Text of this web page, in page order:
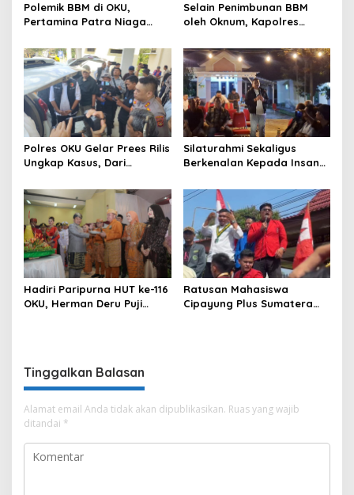
Polemik BBM di OKU,
Pertamina Patra Niaga
Optimalkan Penyaluran
BBM Subsidi dan Perkuat
Pengawasan di Kabupaten
Ogan Komering Ulu
Selain Penimbunan BBM
oleh Oknum, Kapolres
Kurang, Pertamina Patra
Niaga Bungkam
Polres OKU Gelar Prees Rilis
Ungkap Kasus, Dari
BBM Hingga Kasus Korupsi
Silaturahmi Sekaligus
Berkenalan Kepada Insan
Puluhan Wartawan Ngopi
Bareng
Hadiri Paripurna HUT ke-116
OKU, Herman Deru Puji
Ratusan Mahasiswa
Cipayung Plus Sumatera
Tinggalkan Balasan
Alamat email Anda tidak akan dipublikasikan. Ruas yang wajib
ditandai *